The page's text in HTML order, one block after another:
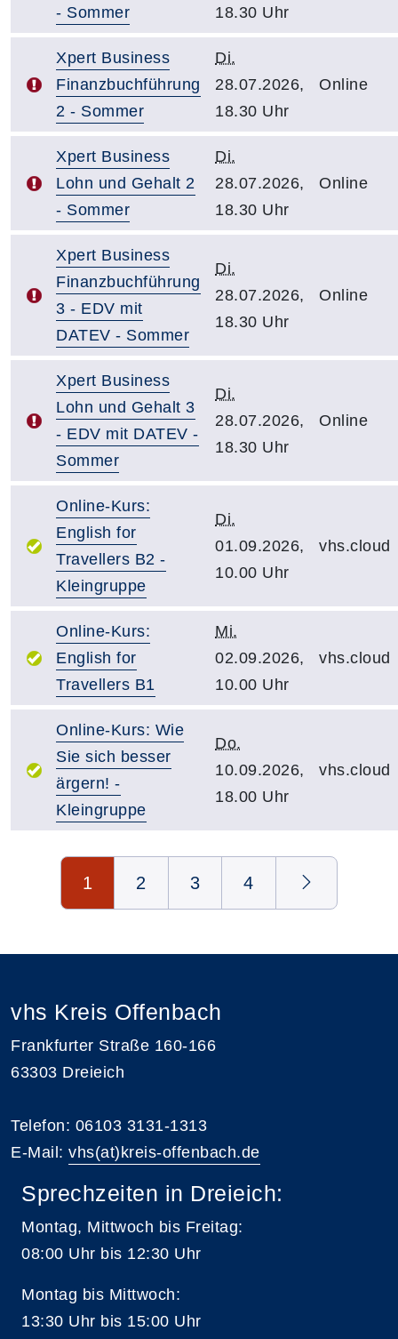
- Sommer
18.30 Uhr
Xpert Business
Finanzbuchführung
2 - Sommer
Di.
28.07.2026,
18.30 Uhr
Online
Xpert Business
Lohn und Gehalt 2
- Sommer
Di.
28.07.2026,
18.30 Uhr
Online
Xpert Business
Finanzbuchführung
3 - EDV mit
DATEV - Sommer
Di.
28.07.2026,
18.30 Uhr
Online
Xpert Business
Lohn und Gehalt 3
- EDV mit DATEV -
Sommer
Di.
28.07.2026,
18.30 Uhr
Online
Online-Kurs:
English for
Travellers B2 -
Kleingruppe
Di.
01.09.2026,
10.00 Uhr
vhs.cloud
Online-Kurs:
English for
Travellers B1
Mi.
02.09.2026,
10.00 Uhr
vhs.cloud
Online-Kurs: Wie
Sie sich besser
ärgern! -
Kleingruppe
Do.
10.09.2026,
18.00 Uhr
vhs.cloud
Seite 1 von 4
1 2 3 4
vhs Kreis Offenbach
Frankfurter Straße 160-166
63303 Dreieich
Telefon: 06103 3131-1313
E-Mail: vhs(at)kreis-offenbach.de
Sprechzeiten in Dreieich:
Montag, Mittwoch bis Freitag:
08:00 Uhr bis 12:30 Uhr
Montag bis Mittwoch:
13:30 Uhr bis 15:00 Uhr